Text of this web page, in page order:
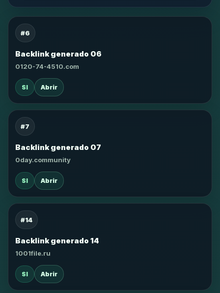
#6
Backlink generado 06
0120-74-4510.com
SI Abrir
#7
Backlink generado 07
0day.community
SI Abrir
#14
Backlink generado 14
1001file.ru
SI Abrir